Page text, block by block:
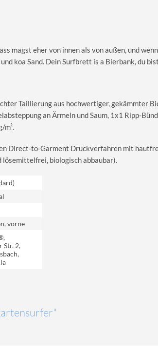
magst eher von innen als von außen, und
koa Sand. Dein Surfbrett is a Bierbank, du
Taillierung aus hochwertiger, gekämmter
an Ärmeln und Saum, 1x1 Ripp-
m².
Direct-to-Garment Druckverfahren mit
biologisch abbaubar).
vorne
Str. 2,